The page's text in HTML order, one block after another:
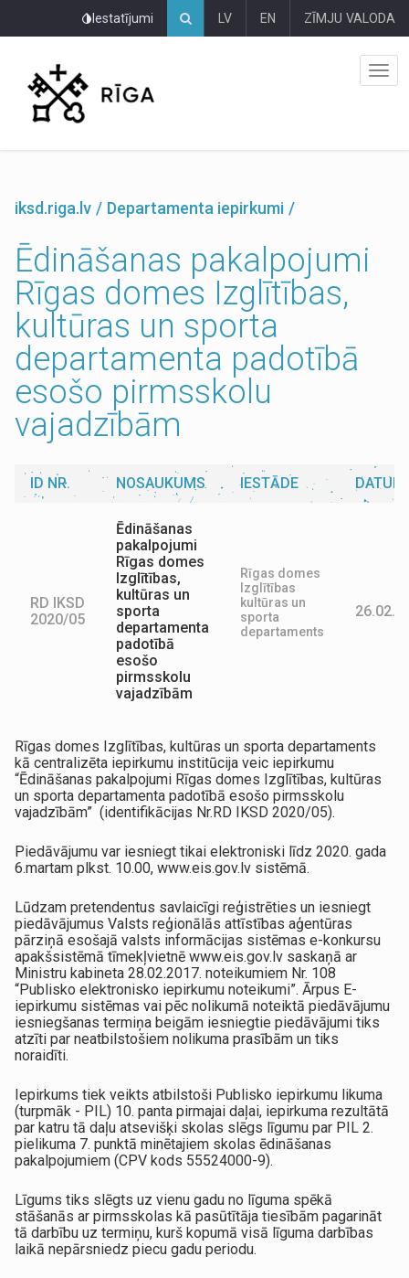
Iestatījumi LV EN ZĪMJU VALODA
iksd.riga.lv Departamenta iepirkumi
Ēdināšanas pakalpojumi
Rīgas domes Izglītības,
kultūras un sporta
departamenta padotībā
esošo pirmsskolu
vajadzībām
ID NR. NOSAUKUMS IESTĀDE
RD IKSD
2020/05
Ēdināšanas
pakalpojumi
Rīgas domes
Izglītības,
kultūras un
sporta
departamenta
padotībā
esošo
pirmsskolu
vajadzībām
Rīgas domes
Izglītības
kultūras un
sporta
departaments
Rīgas domes Izglītības, kultūras un sporta departaments
kā centralizēta iepirkumu institūcija veic iepirkumu
“Ēdināšanas pakalpojumi Rīgas domes Izglītības, kultūras
un sporta departamenta padotībā esošo pirmsskolu
vajadzībām” (identifikācijas Nr.RD IKSD 2020/05).
Piedāvājumu var iesniegt tikai elektroniski līdz 2020. gada
6.martam plkst. 10.00, www.eis.gov.lv sistēmā.
Lūdzam pretendentus savlaicīgi reģistrēties un iesniegt
piedāvājumus Valsts reģionālās attīstības aģentūras
pārziņā esošajā valsts informācijas sistēmas e-konkursu
apakšsistēmā tīmekļvietnē www.eis.gov.lv saskaņā ar
Ministru kabineta 28.02.2017. noteikumiem Nr. 108
“Publisko elektronisko iepirkumu noteikumi”. Ārpus E-
iepirkumu sistēmas vai pēc nolikumā noteiktā piedāvājumu
iesniegšanas termiņa beigām iesniegtie piedāvājumi tiks
atzīti par neatbilstošiem nolikuma prasībām un tiks
noraidīti.
Iepirkums tiek veikts atbilstoši Publisko iepirkumu likuma
(turpmāk - PIL) 10. panta pirmajai daļai, iepirkuma rezultātā
par katru tā daļu atsevišķi skolas slēgs līgumu par PIL 2.
pielikuma 7. punktā minētajiem skolas ēdināšanas
pakalpojumiem (CPV kods 55524000-9).
Līgums tiks slēgts uz vienu gadu no līguma spēkā
stāšanās ar pirmsskolas kā pasūtītāja tiesībām pagarināt
tā darbību uz termiņu, kurš kopumā visā līguma darbības
laikā nepārsniedz piecu gadu periodu.